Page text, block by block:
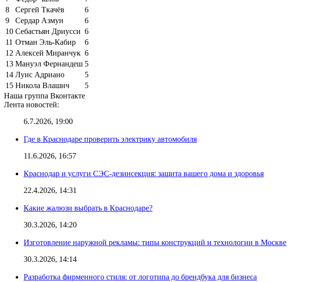
8
Сергей Ткачёв
6
9
Сердар Азмун
6
10 Себастьян Дриусси 6
11 Отман Эль-Кабир
6
12 Алексей Миранчук 6
13 Мануэл Фернандеш 5
14 Луис Адриано
5
15 Никола Влашич
5
Наша группа Вконтакте
Лента новостей:
6.7.2026, 19:00
Где в Краснодаре проверить электрику автомобиля
11.6.2026, 16:57
Краснодар и услуги СЭС-дезинсекция: защита вашего дома и здоровья
22.4.2026, 14:31
Какие жалюзи выбрать в Краснодаре?
30.3.2026, 14:20
Изготовление наружной рекламы: типы конструкций и технологии в Москве
30.3.2026, 14:14
Разработка фирменного стиля: от логотипа до брендбука для бизнеса